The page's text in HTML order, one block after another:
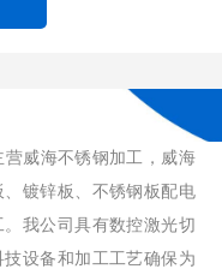
威海不锈钢加工，威海
镀锌板、不锈钢板配电
我公司具有数控激光切
设备和加工工艺确保为